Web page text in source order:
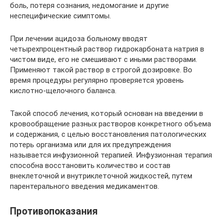
боль, потеря сознания, недомогание и другие
неспецифические симптомы.
При лечении ацидоза больному вводят
четырехпроцентный раствор гидрокарбоната натрия в
чистом виде, его не смешивают с иными растворами.
Применяют такой раствор в строгой дозировке. Во
время процедуры регулярно проверяется уровень
кислотно-щелочного баланса.
Такой способ лечения, который основан на введении в
кровообращение разных растворов конкретного объема
и содержания, с целью восстановления патологических
потерь организма или для их предупреждения
называется инфузионной терапией. Инфузионная терапия
способна восстановить количество и состав
внеклеточной и внутриклеточной жидкостей, путем
парентерального введения медикаментов.
Противопоказания